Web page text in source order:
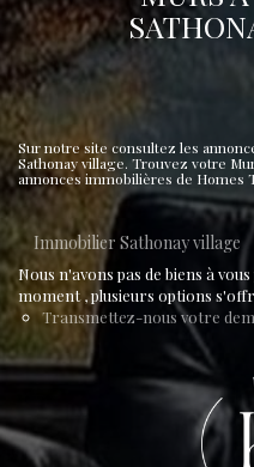
Sur notre site consultez les
Sathonay village. Trouvez votre
annonces immobilières de Homes
Immobilier Sathonay village
Nous n'avons pas de biens à
moment , plusieurs options
Transmettez-nous votre